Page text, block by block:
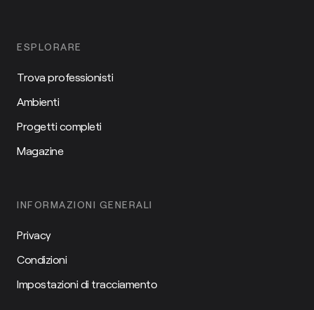
ESPLORARE
Trova professionisti
Ambienti
Progetti completi
Magazine
INFORMAZIONI GENERALI
Privacy
Condizioni
Impostazioni di tracciamento